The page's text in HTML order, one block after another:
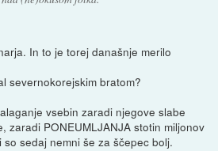
In to je torej današnje merilo
severnokorejskim bratom?
vsebin zaradi njegove slabe
zaradi PONEUMLJANJA stotin miljonov
sedaj nemni še za ščepec bolj.